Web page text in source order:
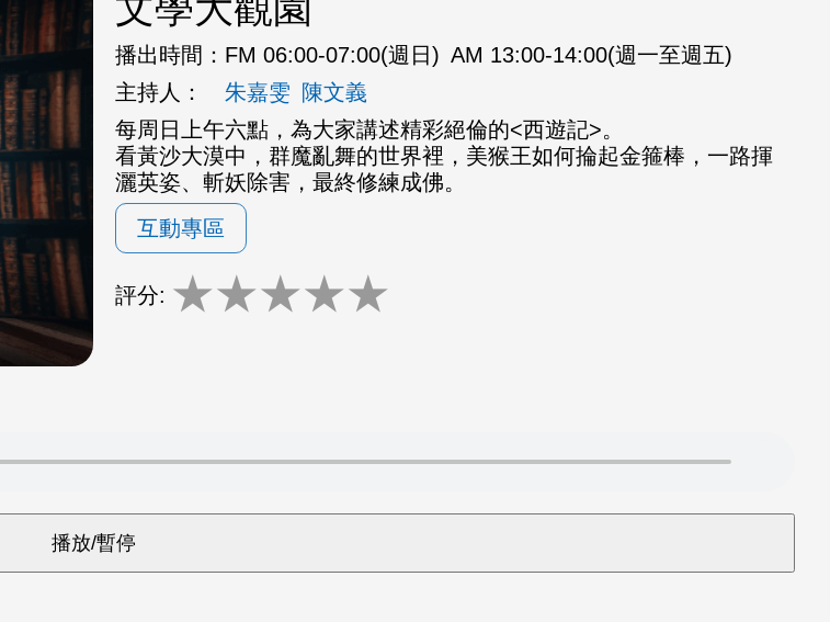
播出時間： FM 06:00-07:00(週日) AM 13:00-14:00(週一至週五)
主持人：
朱嘉雯 陳文義
每周日上午六點，為大家講述精彩絕倫的<西遊記>。
看黃沙大漠中，群魔亂舞的世界裡，美猴王如何掄起金箍棒，一路揮
灑英姿、斬妖除害，最終修練成佛。
互動專區
評分: ★★★★★